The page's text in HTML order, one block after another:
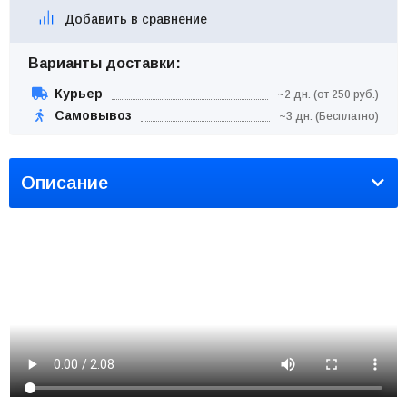
Добавить в сравнение
Варианты доставки:
Курьер ~2 дн. (от 250 руб.)
Самовывоз ~3 дн. (Бесплатно)
Описание